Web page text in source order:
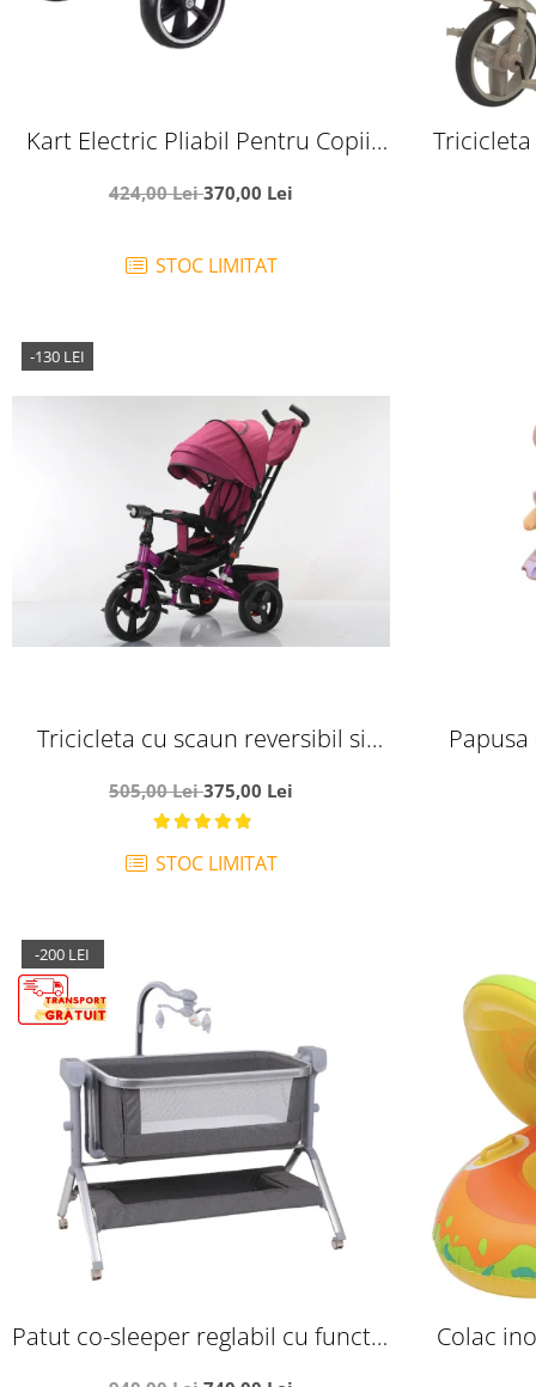
Kart Electric Pliabil Pentru Copii,
424,00 Lei370,00 Lei
STOC LIMITAT
-130 LEI
Tricicleta cu scaun reversibil si
505,00 Lei375,00 Lei
STOC LIMITAT
-200 LEI
Patut co-sleeper reglabil cu functie
Colac